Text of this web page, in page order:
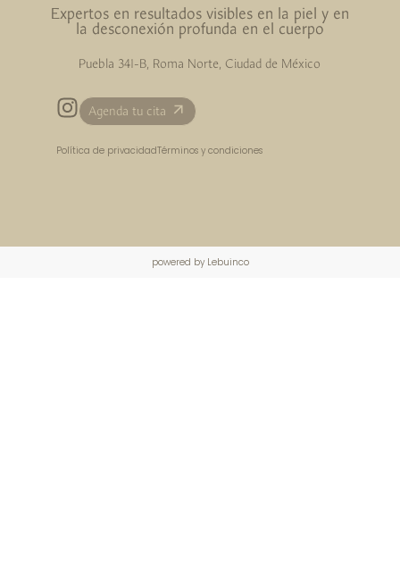
Expertos en resultados visibles en la piel y en
la desconexión profunda en el cuerpo
Puebla 341-B, Roma Norte, Ciudad de México
Agenda tu cita
Política de privacidadTérminos y condiciones
powered by Lebuinco